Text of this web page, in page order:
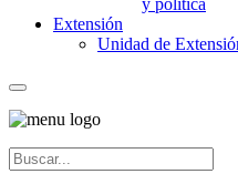
Extensión
Unidad de